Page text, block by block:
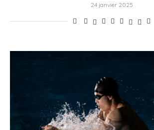
24 janvier 2025